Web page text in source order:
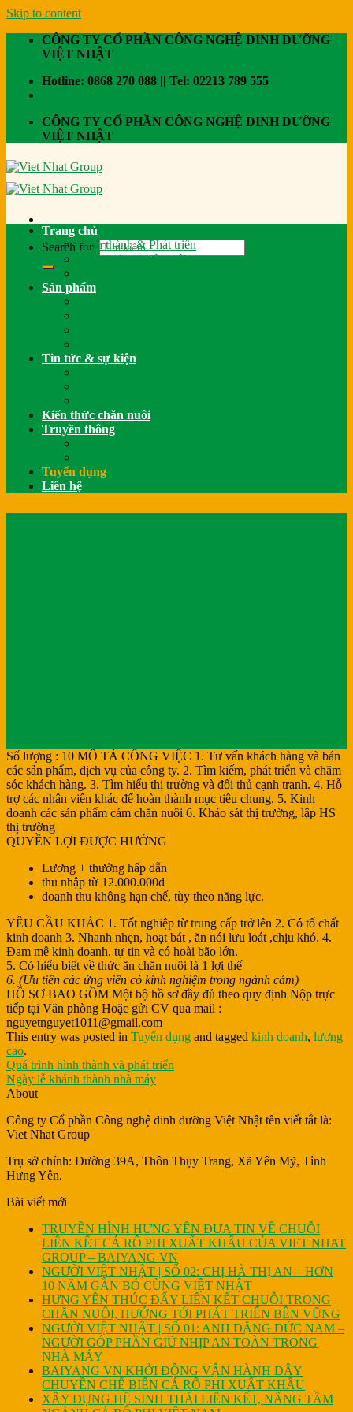
Skip to content
CÔNG TY CỔ PHẦN CÔNG NGHỆ DINH DƯỠNG
VIỆT NHẬT
Hotline: 0868 270 088 || Tel: 02213 789 555
CÔNG TY CỔ PHẦN CÔNG NGHỆ DINH DƯỠNG
VIỆT NHẬT
Search for:
Trang chủ
Hình thành & Phát triển
Vì sao chọn chúng tôi
Sản phẩm
Tin tức & sự kiện
Kiến thức chăn nuôi
Truyền thông
Tuyển dụng
Liên hệ
Số lượng : 10 MÔ TẢ CÔNG VIỆC 1. Tư vấn khách hàng và bán
các sản phẩm, dịch vụ của công ty. 2. Tìm kiếm, phát triển và chăm
sóc khách hàng. 3. Tìm hiểu thị trường và đối thủ cạnh tranh. 4. Hỗ
trợ các nhân viên khác để hoàn thành mục tiêu chung. 5. Kinh
doanh các sản phẩm cám chăn nuôi 6. Khảo sát thị trường, lập HS
thị trường
QUYỀN LỢI ĐƯỢC HƯỞNG
Lương + thưởng hấp dẫn
thu nhập từ 12.000.000đ
doanh thu không hạn chế, tùy theo năng lực.
YÊU CẦU KHÁC 1. Tốt nghiệp từ trung cấp trở lên 2. Có tố chất
kinh doanh 3. Nhanh nhẹn, hoạt bát , ăn nói lưu loát ,chịu khó. 4.
Đam mê kinh doanh, tự tin và có hoài bão lớn.
5. Có hiểu biết về thức ăn chăn nuôi là 1 lợi thế
6. (Ưu tiên các ứng viên có kinh nghiệm trong ngành cám)
HỒ SƠ BAO GỒM Một bộ hồ sơ đầy đủ theo quy định Nộp trực
tiếp tại Văn phòng Hoặc gửi CV qua mail :
nguyetnguyet1011@gmail.com
This entry was posted in Tuyển dụng and tagged kinh doanh, lương
cao.
Quá trình hình thành và phát triển
Ngày lễ khánh thành nhà máy
About
Công ty Cổ phần Công nghệ dinh dưỡng Việt Nhật tên viết tắt là:
Viet Nhat Group
Trụ sở chính: Đường 39A, Thôn Thụy Trang, Xã Yên Mỹ, Tỉnh
Hưng Yên.
Bài viết mới
TRUYỀN HÌNH HƯNG YÊN ĐƯA TIN VỀ CHUỖI
LIÊN KẾT CÁ RÔ PHI XUẤT KHẨU CỦA VIET NHAT
GROUP – BAIYANG VN
NGƯỜI VIỆT NHẬT | SỐ 02: CHỊ HÀ THỊ AN – HƠN
10 NĂM GẮN BÓ CÙNG VIỆT NHẬT
HƯNG YÊN THÚC ĐẨY LIÊN KẾT CHUỖI TRONG
CHĂN NUÔI, HƯỚNG TỚI PHÁT TRIỂN BỀN VỮNG
NGƯỜI VIỆT NHẬT | SỐ 01: ANH ĐẶNG ĐỨC NAM –
NGƯỜI GÓP PHẦN GIỮ NHỊP AN TOÀN TRONG
NHÀ MÁY
BAIYANG VN KHỞI ĐỘNG VẬN HÀNH DÂY
CHUYỀN CHẾ BIẾN CÁ RÔ PHI XUẤT KHẨU
XÂY DỰNG HỆ SINH THÁI LIÊN KẾT, NÂNG TẦM